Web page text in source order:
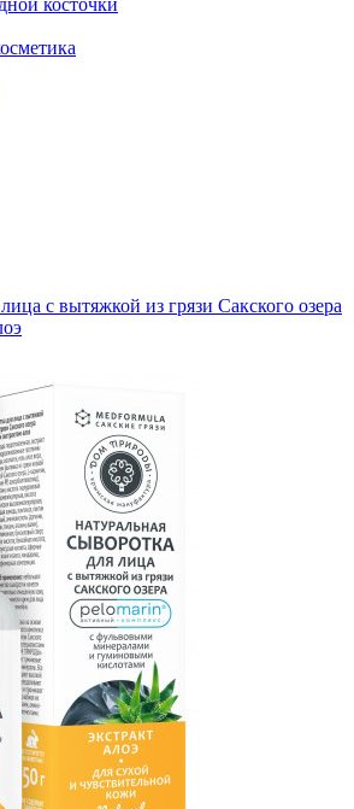
с вытяжкой из грязи Сакского озера